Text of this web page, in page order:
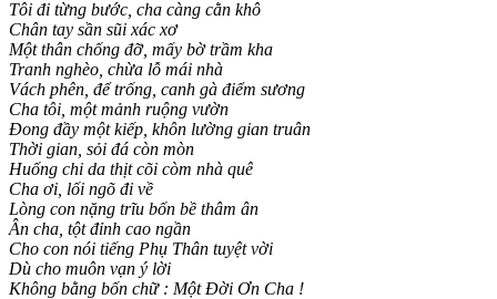
Tôi đi từng bước, cha càng cằn khô
Chân tay sần sũi xác xơ
Một thân chống đỡ, mấy bờ trầm kha
Tranh nghèo, chừa lỗ mái nhà
Vách phên, để trống, canh gà điểm sương
Cha tôi, một mảnh ruộng vườn
Đong đầy một kiếp, khôn lường gian truân
Thời gian, sỏi đá còn mòn
Huống chi da thịt cõi còm nhà quê
Cha ơi, lối ngõ đi về
Lòng con nặng trĩu bốn bề thâm ân
Ân cha, tột đỉnh cao ngần
Cho con nói tiếng Phụ Thân tuyệt vời
Dù cho muôn vạn ý lời
Không bằng bốn chữ : Một Đời Ơn Cha !